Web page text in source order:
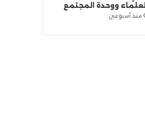
العلماء ووحدة المجتمع
منذ أسبوعين